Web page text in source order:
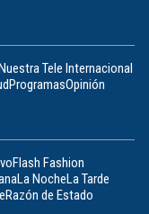
Tele Internacional
ProgramasOpinión
Flash Fashion
La NocheLa Tarde
Razón de Estado